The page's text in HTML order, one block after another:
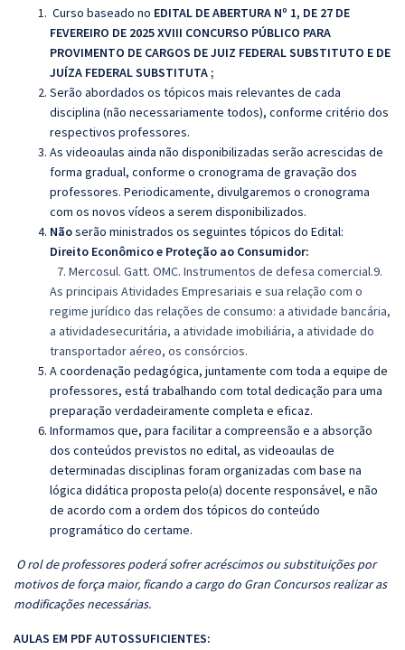
Curso baseado no EDITAL DE ABERTURA Nº 1, DE 27 DE
FEVEREIRO DE 2025 XVIII CONCURSO PÚBLICO PARA
PROVIMENTO DE CARGOS DE JUIZ FEDERAL SUBSTITUTO E DE
JUÍZA FEDERAL SUBSTITUTA;
Serão abordados os tópicos mais relevantes de cada
disciplina (não necessariamente todos), conforme critério dos
respectivos professores.
As videoaulas ainda não disponibilizadas serão acrescidas de
forma gradual, conforme o cronograma de gravação dos
professores. Periodicamente, divulgaremos o cronograma
com os novos vídeos a serem disponibilizados.
Nãoserão ministrados os seguintes tópicos do Edital:
Direito Econômico e Proteção ao Consumidor:
7. Mercosul. Gatt. OMC. Instrumentos de defesa comercial.9.
As principais Atividades Empresariais e sua relação com o
regime jurídico das relações de consumo: a atividade bancária,
a atividadesecuritária, a atividade imobiliária, a atividade do
transportador aéreo, os consórcios.
A coordenação pedagógica, juntamente com toda a equipe de
professores, está trabalhando com total dedicação para uma
preparação verdadeiramente completa e eficaz.
Informamos que, para facilitar a compreensão e a absorção
dos conteúdos previstos no edital, as videoaulas de
determinadas disciplinas foram organizadas com base na
lógica didática proposta pelo(a) docente responsável, e não
de acordo com a ordem dos tópicos do conteúdo
programático do certame.
O rol de professores poderá sofrer acréscimos ou substituições por
motivos de força maior, ficando a cargo do Gran Concursos realizar as
modificações necessárias.
AULAS EM PDF AUTOSSUFICIENTES: